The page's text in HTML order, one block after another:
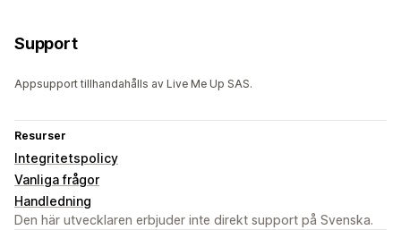
Support
Appsupport tillhandahålls av Live Me Up SAS.
Resurser
Integritetspolicy
Vanliga frågor
Handledning
Den här utvecklaren erbjuder inte direkt support på Svenska.